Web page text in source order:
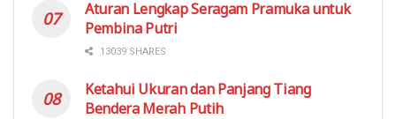
Aturan Lengkap Seragam Pramuka untuk
Pembina Putri
13039 SHARES
Ketahui Ukuran dan Panjang Tiang
Bendera Merah Putih